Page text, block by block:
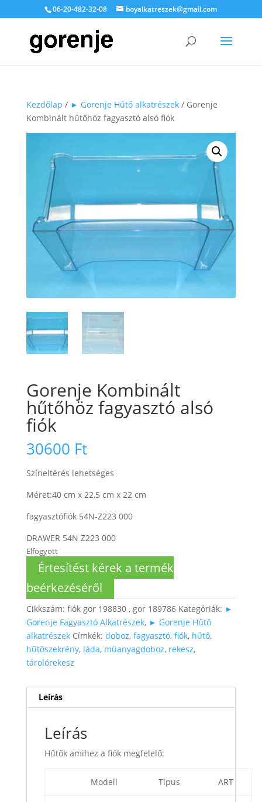
06-20-482-32-08 boyalkatreszek@gmail.com
Kezdőlap / ► Gorenje Hűtő alkatrészek/ Gorenje
Kombinált hűtőhöz fagyasztó alsó fiók
Gorenje Kombinált
hűtőhöz fagyasztó alsó
fiók
30600 Ft
Színeltérés lehetséges
Méret:40 cm x 22,5 cm x 22 cm
fagyasztófiók 54N-Z223 000
DRAWER 54N Z223 000
Elfogyott
Értesítést kérek a termék
beérkezéséről
Cikkszám: fiók gor 198830 , gor 189786 Kategóriák: ►
Gorenje Fagyasztó Alkatrészek, ► Gorenje Hűtő
alkatrészek Címkék: doboz, fagyasztó, fiók, hűtő,
hűtőszekrény, láda, műanyagdoboz, rekesz,
tárolórekesz
Leírás
Leírás
Hűtők amihez a fiók megfelelő:
Modell Típus ART